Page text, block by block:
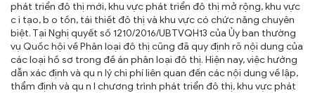
phát triển đô thị mới, khu vực phát triển đô thị mở rộng, khu vực
c i tạo, b o tồn, tái thiết đô thị và khu vực có chức năng chuyên
biệt. Tại Nghị quyết số 1210/2016/UBTVQH13 của Ủy ban thường
vụ Quốc hội về Phân loại đô thị cũng đã quy định rõ nội dung của
các loại hồ sơ trong đề án phân loại đô thị. Hiện nay, việc hướng
dẫn xác định và qu n lý chi phí liên quan đến các nội dung về lập,
thẩm định và qu n l chương trình phát triển đô thị, khu vực phát